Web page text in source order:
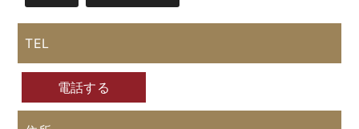
TEL
電話する